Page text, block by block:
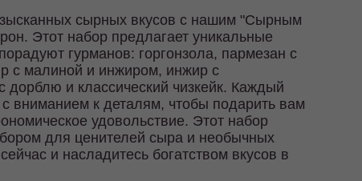
сырных вкусов с нашим "Сырным
Этот набор предлагает уникальные
гурманов: горгонзола, пармезан с
с малиной и инжиром, инжир с
дорблю и классический чизкейк. Каждый
с вниманием к деталям, чтобы подарить вам
удовольствие. Этот набор
для ценителей сыра и необычных
и насладитесь богатством вкусов в